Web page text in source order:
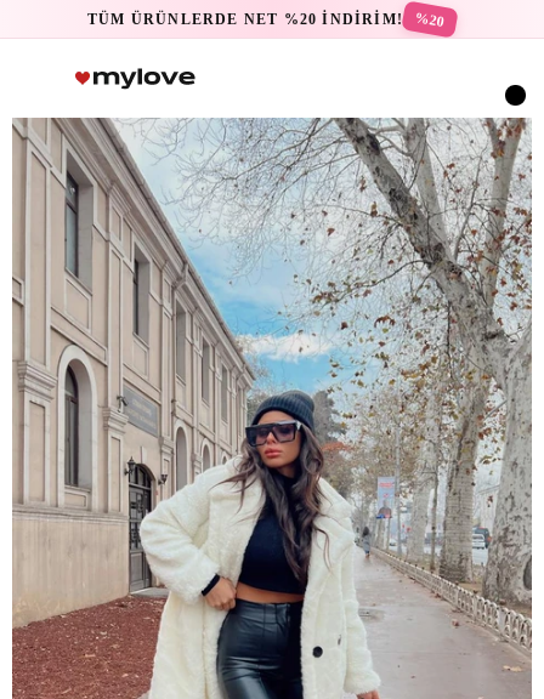
TÜM ÜRÜNLERDE NET %20 İNDİRİM! %20